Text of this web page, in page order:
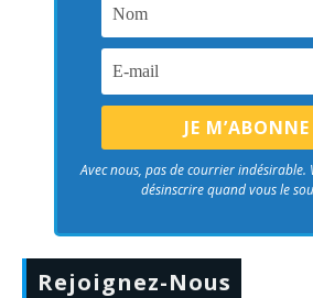
Avec nous, pas de courrier indésirable.
désinscrire quand vous le
Rejoignez-Nous